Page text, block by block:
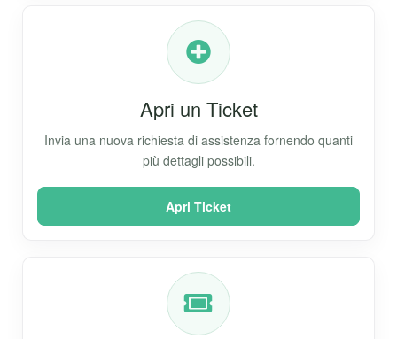
Apri un Ticket
Invia una nuova richiesta di assistenza fornendo quanti
più dettagli possibili.
Apri Ticket